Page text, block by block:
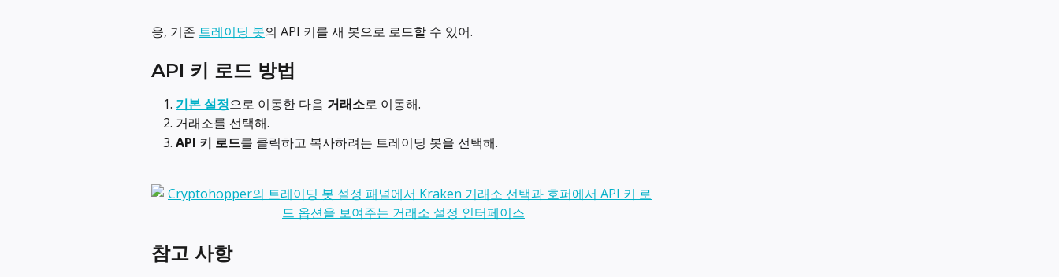
응, 기존 트레이딩 봇의 API 키를 새 봇으로 로드할 수 있어.
API 키 로드 방법
기본 설정으로 이동한 다음 거래소로 이동해.
거래소를 선택해.
API 키 로드를 클릭하고 복사하려는 트레이딩 봇을 선택해.
참고 사항